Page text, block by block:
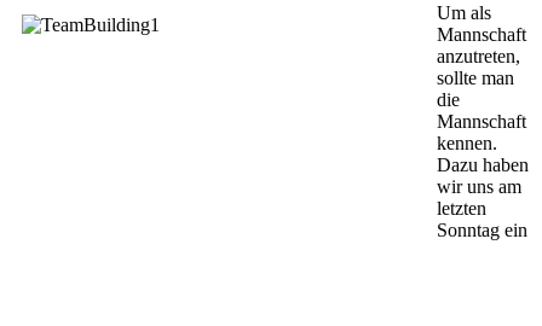
Um als
Mannschaft
anzutreten,
sollte man
die
Mannschaft
kennen.
Dazu haben
wir uns am
letzten
Sonntag ein